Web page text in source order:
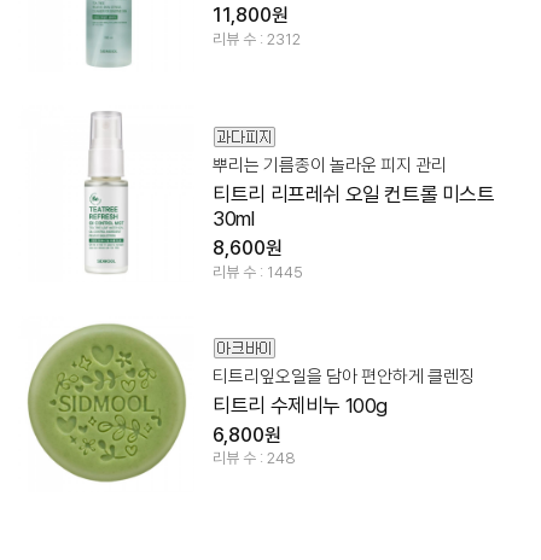
11,800원
리뷰 수 : 2312
뿌리는 기름종이 놀라운 피지 관리
티트리 리프레쉬 오일 컨트롤 미스트
30ml
8,600원
리뷰 수 : 1445
티트리잎오일을 담아 편안하게 클렌징
티트리 수제비누 100g
6,800원
리뷰 수 : 248